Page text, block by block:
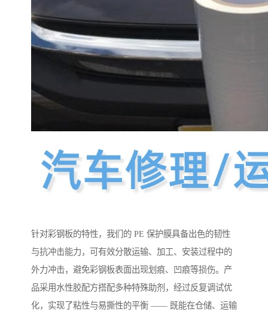
针对彩钢板的特性，我们的 PE 保护膜具备出色的韧性
与抗冲击能力，可有效分散运输、加工、安装过程中的
外力冲击，避免彩钢板表面出现划痕、凹痕等损伤。产
品采用水性胶配方搭配多种特殊助剂，经过反复调试优
化，实现了粘性与易撕性的平衡 —— 既能在仓储、运输